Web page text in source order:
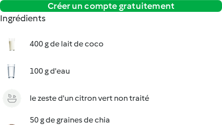
Créer un compte gratuitement
Ingrédients
400 g de lait de coco
100 g d'eau
le zeste d'un citron vert non traité
50 g de graines de chia